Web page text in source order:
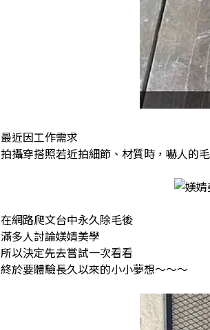
最近因工作需求
拍攝穿搭照若近拍細節、材質時，嚇人的
在網路爬文台中永久除毛後
滿多人討論媄婧美學
所以決定先去嘗試一次看看
終於要體驗長久以來的小小夢想～～～